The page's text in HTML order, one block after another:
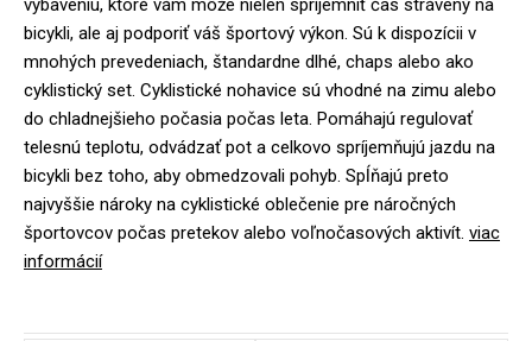
vybaveniu, ktoré vám môže nielen spríjemniť čas strávený na
bicykli, ale aj podporiť váš športový výkon. Sú k dispozícii v
mnohých prevedeniach, štandardne dlhé, chaps alebo ako
cyklistický set. Cyklistické nohavice sú vhodné na zimu alebo
do chladnejšieho počasia počas leta. Pomáhajú regulovať
telesnú teplotu, odvádzať pot a celkovo spríjemňujú jazdu na
bicykli bez toho, aby obmedzovali pohyb. Spĺňajú preto
najvyššie nároky na cyklistické oblečenie pre náročných
športovcov počas pretekov alebo voľnočasových aktivít. viac
informácií